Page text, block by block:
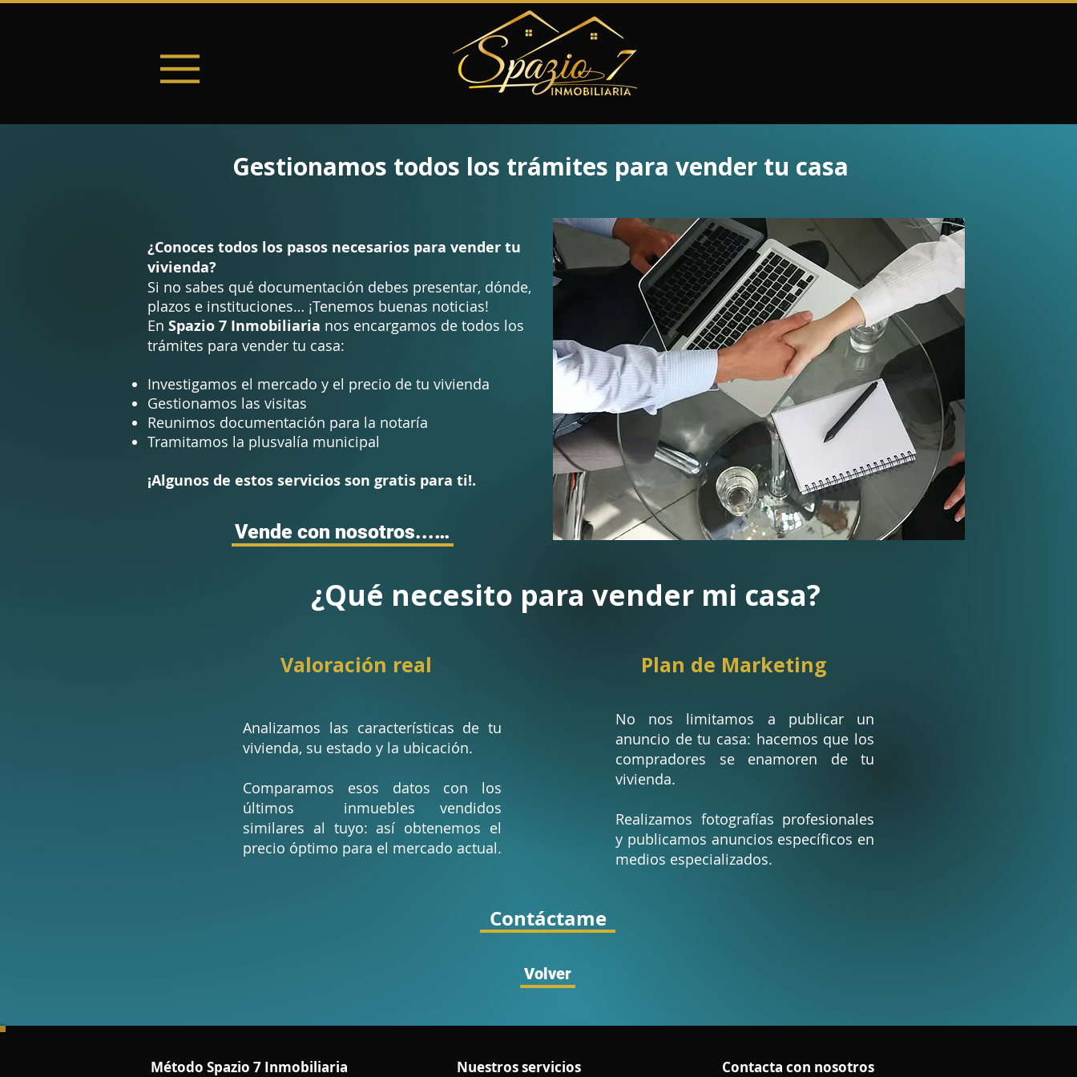
Gestionamos todos los trámites para vender tu casa
¿Conoces todos los pasos necesarios para vender tu
vivienda?
Si no sabes qué documentación debes presentar, dónde,
plazos e instituciones… ¡Tenemos buenas noticias!
En Spazio 7 Inmobiliaria nos encargamos de todos los
trámites para vender tu casa:
Investigamos el mercado y el precio de tu vivienda
Gestionamos las visitas
Reunimos documentación para la notaría
Tramitamos la plusvalía municipal
¡Algunos de estos servicios son gratis para ti!.
Vende con nosotros...!!!
¿Qué necesito para vender mi casa?
Valoración real
Analizamos las características de tu
vivienda, su estado y la ubicación.
Comparamos esos datos con los
últimos inmuebles vendidos
similares al tuyo: así obtenemos el
precio óptimo para el mercado actual.
Plan de Marketing
No nos limitamos a publicar un
anuncio de tu casa: hacemos que los
compradores se enamoren de tu
vivienda.
Realizamos fotografías profesionales
y publicamos anuncios específicos en
medios especializados.
Contáctame
Volver
Método Spazio 7 Inmobiliaria Nuestros servicios Contacta con nosotros